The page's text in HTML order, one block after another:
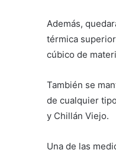
Además,
térmica
cúbico de
También se
de cualquier
y Chillán Viejo.
Una de las